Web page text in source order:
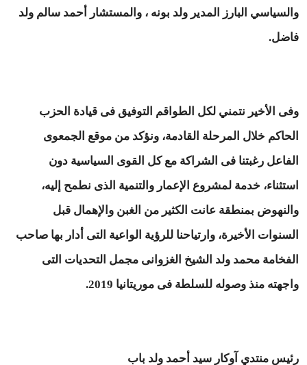
والسياسي البارز المدير ولد بونه ، والمستشار أحمد سالم ولد
فاضل.
وفى الأخير نتمني لكل الطواقم التوفيق فى قيادة الحزب
الحاكم خلال المرحلة القادمة، ونؤكد من موقع الجمعوى
الفاعل رغبتنا فى الشراكة مع كل القوى السياسية دون
استثناء، خدمة لمشروع الإعمار والتنمية الذى نطمح إليه،
والنهوض بمنطقة عانت الكثير من الغبن والإهمال قبل
السنوات الأخيرة، وارتياحنا للرؤية الواعية التى أدار بها صاحب
الفخامة محمد ولد الشيخ الغزوانى مجمل التحديات التى
واجهته منذ وصوله للسلطة فى موريتانيا 2019.
رئيس منتدي آوكار سيد أحمد ولد باب